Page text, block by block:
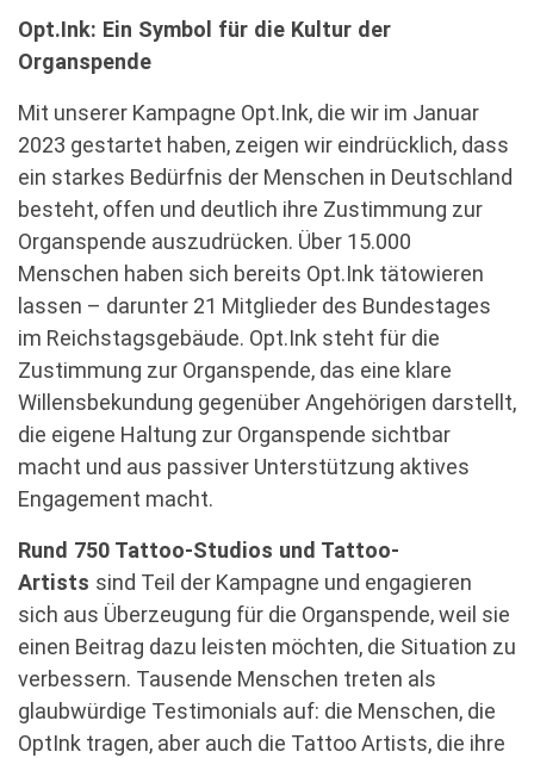
Opt.Ink: Ein Symbol für die Kultur der
Organspende
Mit unserer Kampagne Opt.Ink, die wir im Januar
2023 gestartet haben, zeigen wir eindrücklich, dass
ein starkes Bedürfnis der Menschen in Deutschland
besteht, offen und deutlich ihre Zustimmung zur
Organspende auszudrücken. Über 15.000
Menschen haben sich bereits Opt.Ink tätowieren
lassen – darunter 21 Mitglieder des Bundestages
im Reichstagsgebäude. Opt.Ink steht für die
Zustimmung zur Organspende, das eine klare
Willensbekundung gegenüber Angehörigen darstellt,
die eigene Haltung zur Organspende sichtbar
macht und aus passiver Unterstützung aktives
Engagement macht.
Rund 750 Tattoo-Studios und Tattoo-
Artists sind Teil der Kampagne und engagieren
sich aus Überzeugung für die Organspende, weil sie
einen Beitrag dazu leisten möchten, die Situation zu
verbessern. Tausende Menschen treten als
glaubwürdige Testimonials auf: die Menschen, die
OptInk tragen, aber auch die Tattoo Artists, die ihre